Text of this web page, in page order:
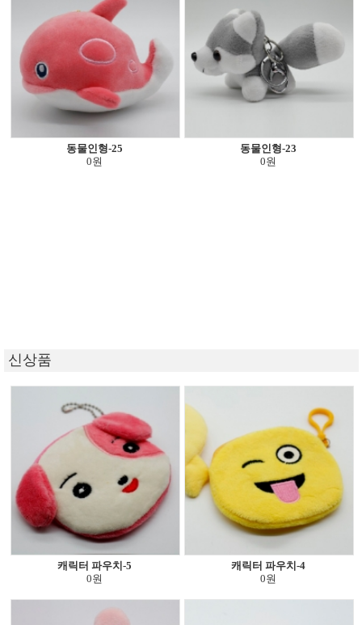
동물인형-25
0원
동물인형-23
0원
신상품
캐릭터 파우치-5
0원
캐릭터 파우치-4
0원